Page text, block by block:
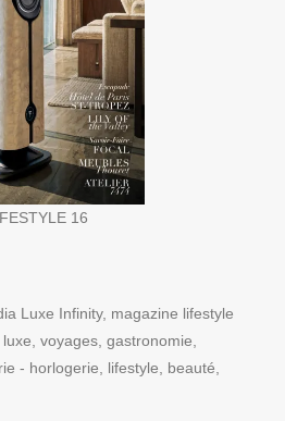
16
Luxe Infinity, magazine lifestyle
voyages, gastronomie,
- horlogerie, lifestyle, beauté,